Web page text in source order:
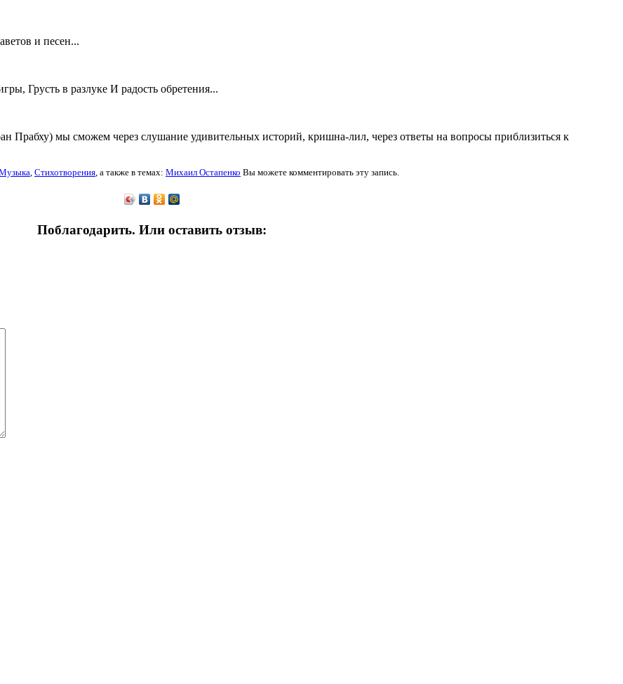
и песен...
Грусть в разлуке И радость обретения...
Прабху) мы сможем через слушание удивительных историй, кришна-лил, через ответы на вопросы приблизиться к
Стихотворения а также в темах: Михаил Остапенко Вы можете комментировать эту запись.
Поблагодарить. Или оставить отзыв: